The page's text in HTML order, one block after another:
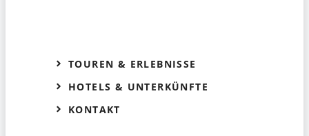
TOUREN & ERLEBNISSE
HOTELS & UNTERKÜNFTE
KONTAKT